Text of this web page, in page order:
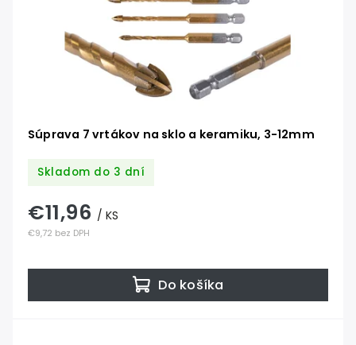
Súprava 7 vrtákov na sklo a keramiku, 3-12mm
Skladom do 3 dní
€9,72 bez DPH
€11,96 / KS
Do košíka